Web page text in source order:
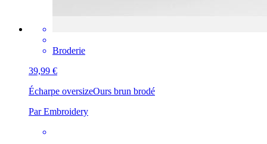
Broderie
39,99 €
Écharpe oversizeOurs brun brodé
Par Embroidery